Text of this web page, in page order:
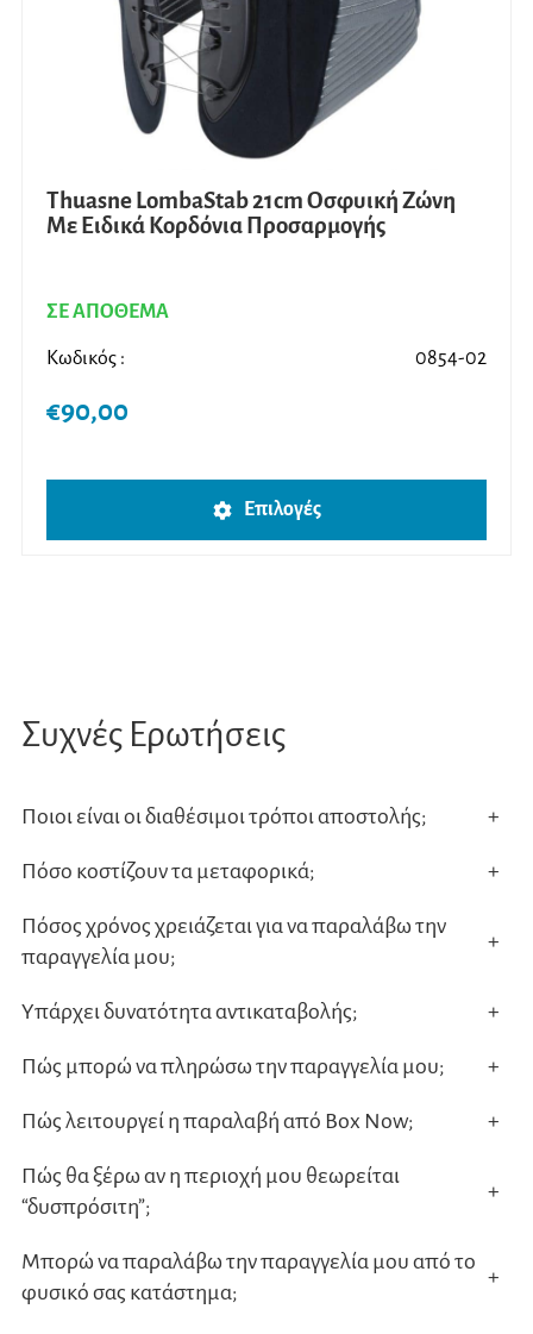
Thuasne LombaStab 21cm Οσφυική Ζώνη
Με Ειδικά Κορδόνια Προσαρμογής
ΣΕ ΑΠΟΘΕΜΑ
Κωδικός : 0854-02
€90,00
Επιλογές
στη
του
Συχνές Ερωτήσεις
Ποιοι είναι οι διαθέσιμοι τρόποι αποστολής; +
Πόσο κοστίζουν τα μεταφορικά; +
Πόσος χρόνος χρειάζεται για να παραλάβω την
παραγγελία μου;
+
Υπάρχει δυνατότητα αντικαταβολής; +
Πώς μπορώ να πληρώσω την παραγγελία μου; +
Πώς λειτουργεί η παραλαβή από Box Now; +
Πώς θα ξέρω αν η περιοχή μου θεωρείται
“δυσπρόσιτη”;
+
Μπορώ να παραλάβω την παραγγελία μου από το
φυσικό σας κατάστημα;
+